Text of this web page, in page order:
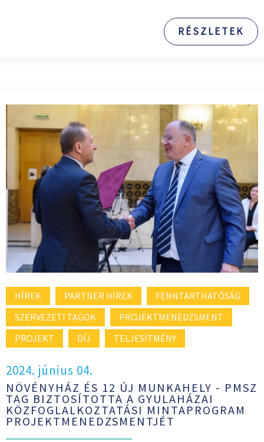
RÉSZLETEK
HÍREK PARTNER HÍREK
FENNTARTHATÓSÁG
SZERVEZETI TAGOK
PROJEKTMENEDZSMENT
PROJEKT
DÍJ TELJESÍTMÉNY
2024. június 04.
NÖVÉNYHÁZ ÉS 12 ÚJ MUNKAHELY - PMSZ
TAG BIZTOSÍTOTTA A GYULAHÁZAI
KÖZFOGLALKOZTATÁSI MINTAPROGRAM
PROJEKTMENEDZSMENTJÉT